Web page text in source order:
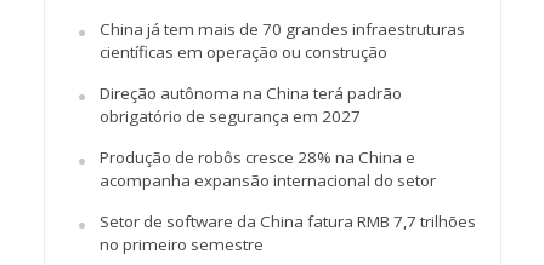
China já tem mais de 70 grandes infraestruturas
científicas em operação ou construção
Direção autônoma na China terá padrão
obrigatório de segurança em 2027
Produção de robôs cresce 28% na China e
acompanha expansão internacional do setor
Setor de software da China fatura RMB 7,7 trilhões
no primeiro semestre